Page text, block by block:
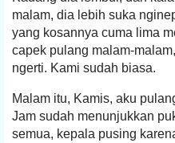
malam, dia lebih suka
yang kosannya cuma lima
capek pulang malam-
ngerti. Kami sudah biasa.
Malam itu, Kamis, aku
Jam sudah menunjukkan
semua, kepala pusing